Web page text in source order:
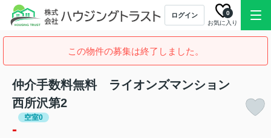
ログイン
お気に入り
0
この物件の募集は終了しました。
仲介手数料無料 ライオンズマンション
西所沢第2
空室0
-